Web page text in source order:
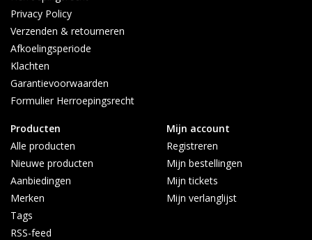
0541-700-233
0613626597 (Whatsapp)
Maandag t/m vrijdag 08:30 - 17:00
Privacy Policy
Verzenden & retourneren
Afkoelingsperiode
Klachten
Garantievoorwaarden
Formulier Herroepingsrecht
Producten
Alle producten
Nieuwe producten
Aanbiedingen
Merken
Tags
RSS-feed
Mijn account
Registreren
Mijn bestellingen
Mijn tickets
Mijn verlanglijst